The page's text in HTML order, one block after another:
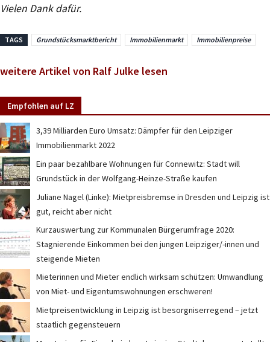
Vielen Dank dafür.
TAGS Grundstücksmarktbericht Immobilienmarkt Immobilienpreise
weitere Artikel von Ralf Julke lesen
Empfohlen auf LZ
3,39 Milliarden Euro Umsatz: Dämpfer für den Leipziger
Immobilienmarkt 2022
Ein paar bezahlbare Wohnungen für Connewitz: Stadt will
Grundstück in der Wolfgang-Heinze-Straße kaufen
Juliane Nagel (Linke): Mietpreisbremse in Dresden und Leipzig ist
gut, reicht aber nicht
Kurzauswertung zur Kommunalen Bürgerumfrage 2020:
Stagnierende Einkommen bei den jungen Leipziger/-innen und
steigende Mieten
Mieterinnen und Mieter endlich wirksam schützen: Umwandlung
von Miet- und Eigentumswohnungen erschweren!
Mietpreisentwicklung in Leipzig ist besorgniserregend – jetzt
staatlich gegensteuern